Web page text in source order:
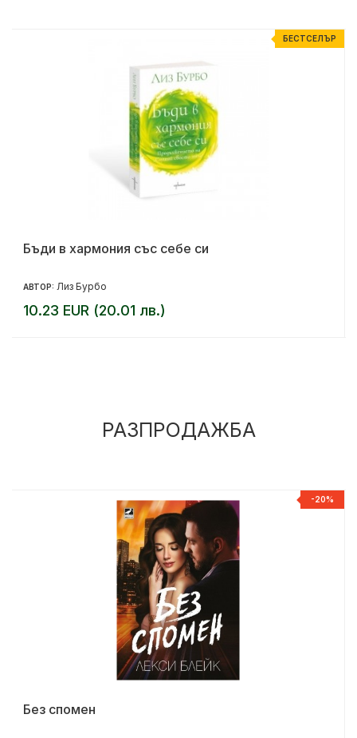
БЕСТСЕЛЪР
Бъди в хармония със себе си
АВТОР: Лиз Бурбо
10.23 EUR (20.01 лв.)
РАЗПРОДАЖБА
-20%
Без спомен